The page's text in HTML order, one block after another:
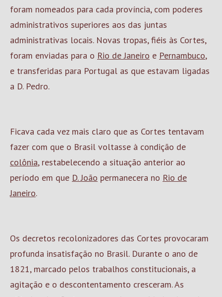
foram nomeados para cada província, com poderes
administrativos superiores aos das juntas
administrativas locais. Novas tropas, fiéis às Cortes,
foram enviadas para o Rio de Janeiro e Pernambuco,
e transferidas para Portugal as que estavam ligadas
a D. Pedro.
Ficava cada vez mais claro que as Cortes tentavam
fazer com que o Brasil voltasse à condição de
colônia, restabelecendo a situação anterior ao
período em que D. João permanecera no Rio de
Janeiro.
Os decretos recolonizadores das Cortes provocaram
profunda insatisfação no Brasil. Durante o ano de
1821, marcado pelos trabalhos constitucionais, a
agitação e o descontentamento cresceram. As